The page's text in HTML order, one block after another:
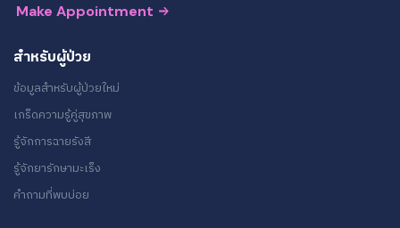
Make Appointment
สำหรับผู้ป่วย
ข้อมูลสำหรับผู้ป่วยใหม่
เกร็ดความรู้คู่สุขภาพ
รู้จักการฉายรังสี
รู้จักยารักษามะเร็ง
คำถามที่พบบ่อย